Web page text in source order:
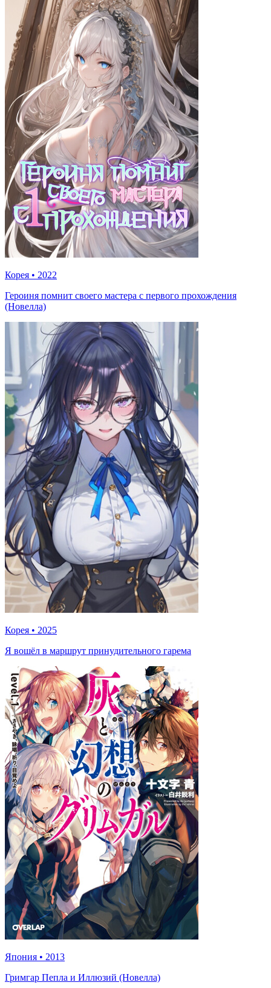
Корея • 2022
Героиня помнит своего мастера с первого прохождения
(Новелла)
Корея • 2025
Я вошёл в маршрут принудительного гарема
Япония • 2013
Гримгар Пепла и Иллюзий (Новелла)